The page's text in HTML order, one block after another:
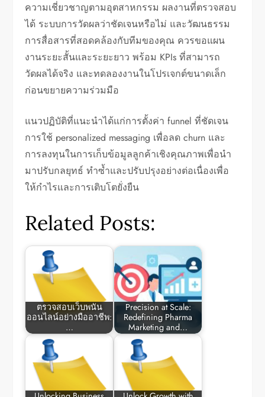
ความเชี่ยวชาญตามอุตสาหกรรม ผลงานที่ตรวจสอบ
ได้ ระบบการวัดผลว่าชัดเจนหรือไม่ และวัฒนธรรม
การสื่อสารที่สอดคล้องกับทีมของคุณ ควรขอแผน
งานระยะสั้นและระยะยาว พร้อม KPIs ที่สามารถ
วัดผลได้จริง และทดลองงานในโปรเจกต์ขนาดเล็ก
ก่อนขยายความร่วมมือ
แนวปฏิบัติที่แนะนำได้แก่การตั้งค่า funnel ที่ชัดเจน
การใช้ personalized messaging เพื่อลด churn และ
การลงทุนในการเก็บข้อมูลลูกค้าเชิงคุณภาพเพื่อนำ
มาปรับกลยุทธ์ ทำซ้ำและปรับปรุงอย่างต่อเนื่องเพื่อ
ให้กำไรและการเติบโตยั่งยืน
Related Posts:
ตรวจสอบเว็บพนัน
ออนไลน์อย่างมืออาชีพ:
…
Precision at Scale:
Redefining Pharma
Marketing and…